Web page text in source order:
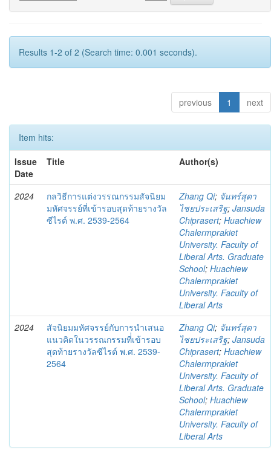
Results 1-2 of 2 (Search time: 0.001 seconds).
previous 1 next
Item hits:
Issue
Date
Title Author(s)
2024
กลวิธีการแต่งวรรณกรรมสัจนิยม
มหัศจรรย์ที่เข้ารอบสุดท้ายรางวัล
ซีไรต์ พ.ศ. 2539-2564
Zhang Qi; จันทร์สุดา
ไชยประเสริฐ; Jansuda
Chiprasert; Huachiew
Chalermprakiet
University. Faculty of
Liberal Arts. Graduate
School; Huachiew
Chalermprakiet
University. Faculty of
Liberal Arts
2024
สัจนิยมมหัศจรรย์กับการนำเสนอ
แนวคิดในวรรณกรรมที่่เข้ารอบ
สุดท้ายรางวัลซีไรต์ พ.ศ. 2539-
2564
Zhang Qi; จันทร์สุดา
ไชยประเสริฐ; Jansuda
Chiprasert; Huachiew
Chalermprakiet
University. Faculty of
Liberal Arts. Graduate
School; Huachiew
Chalermprakiet
University. Faculty of
Liberal Arts